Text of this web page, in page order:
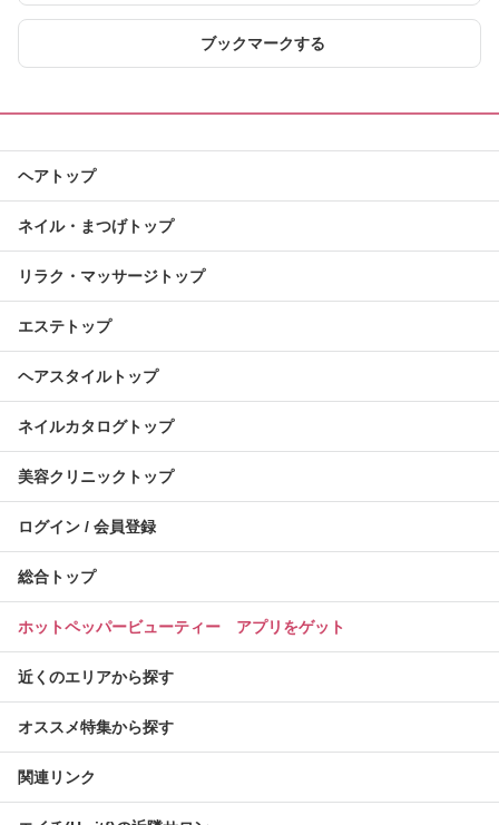
ブックマークする
ヘアトップ
ネイル・まつげトップ
リラク・マッサージトップ
エステトップ
ヘアスタイルトップ
ネイルカタログトップ
美容クリニックトップ
ログイン / 会員登録
総合トップ
ホットペッパービューティー アプリをゲット
近くのエリアから探す
オススメ特集から探す
関連リンク